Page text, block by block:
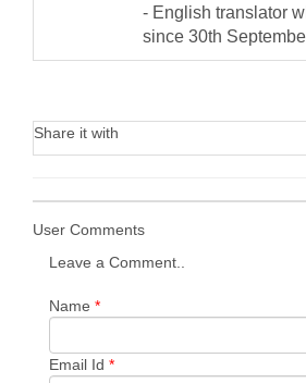
- English translator
since 30th
Share it with
User Comments
Leave a Comment..
Name *
Email Id *